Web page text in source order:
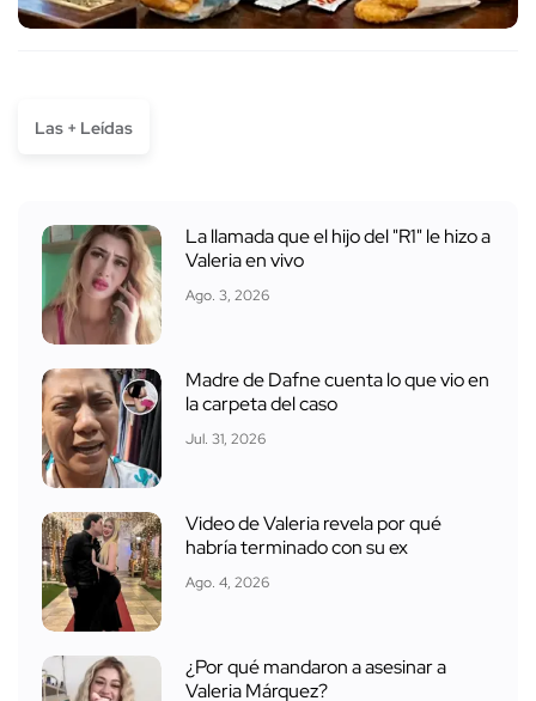
Las + Leídas
La llamada que el hijo del "R1" le hizo a
Valeria en vivo
Ago. 3, 2026
Madre de Dafne cuenta lo que vio en
la carpeta del caso
Jul. 31, 2026
Video de Valeria revela por qué
habría terminado con su ex
Ago. 4, 2026
¿Por qué mandaron a asesinar a
Valeria Márquez?